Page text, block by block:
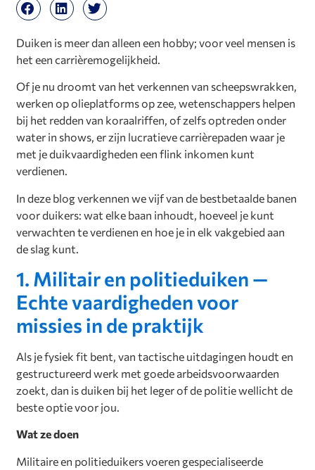
Duiken is meer dan alleen een hobby; voor veel mensen is
het een carrièremogelijkheid.
Of je nu droomt van het verkennen van scheepswrakken,
werken op olieplatforms op zee, wetenschappers helpen
bij het redden van koraalriffen, of zelfs optreden onder
water in shows, er zijn lucratieve carrièrepaden waar je
met je duikvaardigheden een flink inkomen kunt
verdienen.
In deze blog verkennen we vijf van de bestbetaalde banen
voor duikers: wat elke baan inhoudt, hoeveel je kunt
verwachten te verdienen en hoe je in elk vakgebied aan
de slag kunt.
1. Militair en politieduiken —
Echte vaardigheden voor
missies in de praktijk
Als je fysiek fit bent, van tactische uitdagingen houdt en
gestructureerd werk met goede arbeidsvoorwaarden
zoekt, dan is duiken bij het leger of de politie wellicht de
beste optie voor jou.
Wat ze doen
Militaire en politieduikers voeren gespecialiseerde